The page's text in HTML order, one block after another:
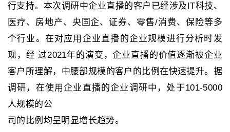
行支持。本次调研中企业直播的客户已经涉及IT科技、
医疗、房地产、央国企、证券、零售/消费、保险等多
个行业。在对应用企业直播的企业规模进行分析时发
现，经 过2021年的演变，企业直播的价值逐渐被企业
客户所理解，中腰部规模的客户的比例在快速提升。据
调研，在使用企业直播的企业调研中，处于101-5000
人规模的公
司的比例均呈明显增长趋势。